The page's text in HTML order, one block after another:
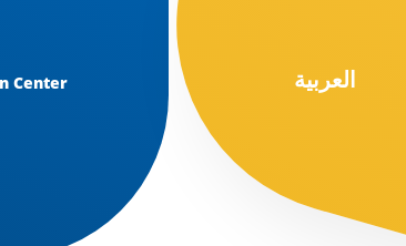
Center العربية